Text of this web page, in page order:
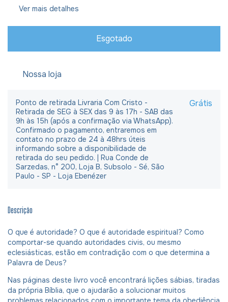
Ver mais detalhes
Nossa loja
Ponto de retirada Livraria Com Cristo -
Retirada de SEG à SEX das 9 às 17h - SAB das
9h às 15h (após a confirmação via WhatsApp).
Confirmado o pagamento, entraremos em
contato no prazo de 24 à 48hrs úteis
informando sobre a disponibilidade de
retirada do seu pedido. | Rua Conde de
Sarzedas, n° 200, Loja B, Subsolo - Sé, São
Paulo - SP - Loja Ebenézer
Grátis
Descrição
O que é autoridade? O que é autoridade espiritual? Como
comportar-se quando autoridades civis, ou mesmo
eclesiásticas, estão em contradição com o que determina a
Palavra de Deus?
Nas páginas deste livro você encontrará lições sábias, tiradas
da própria Bíblia, que o ajudarão a solucionar muitos